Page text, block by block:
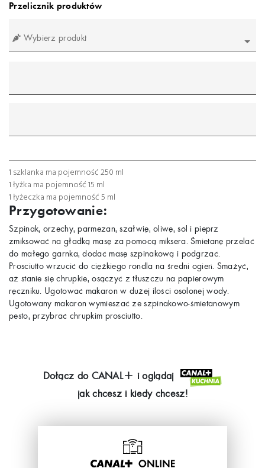
Przelicznik produktów
Wybierz produkt
łyżeczka łyżka szklanka
1 szklanka ma pojemność 250 ml
1 łyżka ma pojemność 15 ml
1 łyżeczka ma pojemność 5 ml
Przygotowanie:
Szpinak, orzechy, parmezan, szałwię, oliwę, sól i pieprz
zmiksować na gładką masę za pomocą miksera. Śmietanę przelać
do małego garnka, dodać masę szpinakową i podgrzać.
Prosciutto wrzucić do ciężkiego rondla na średni ogień. Smażyć,
aż stanie się chrupkie, osączyć z tłuszczu na papierowym
ręczniku. Ugotować makaron w dużej ilości osolonej wody.
Ugotowany makaron wymieszać ze szpinakowo-śmietanowym
pesto, przybrać chrupkim prosciutto.
Dołącz do CANAL+ i oglądaj
jak chcesz i kiedy chcesz!